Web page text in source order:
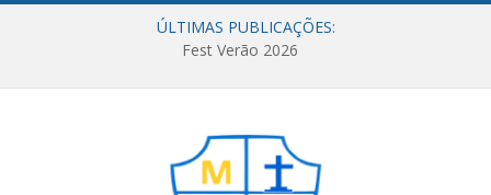
ÚLTIMAS PUBLICAÇÕES:
Fest Verão 2026